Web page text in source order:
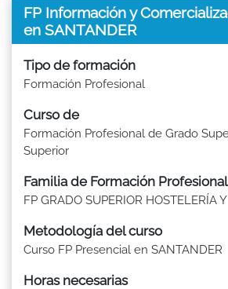
FP Información y
en SANTANDER
Tipo de formación
Formación Profesional
Curso de
Formación Profesional de Grado
Superior
Familia de Formación Profesional
FP GRADO SUPERIOR HOSTELERÍA
Metodología del curso
Curso FP Presencial en SANTANDER
Horas necesarias